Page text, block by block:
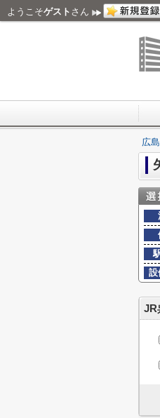
ようこそゲスト さん
広
設
JR